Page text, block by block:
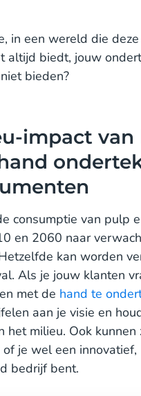
in een wereld die deze
altijd biedt, jouw
bieden?
impact van
consumptie van pulp
en 2060 naar
kan worden
Als je jouw klanten
met de hand te
aan je visie en
het milieu. Ook kunnen
je wel een innovatief,
bedrijf bent.